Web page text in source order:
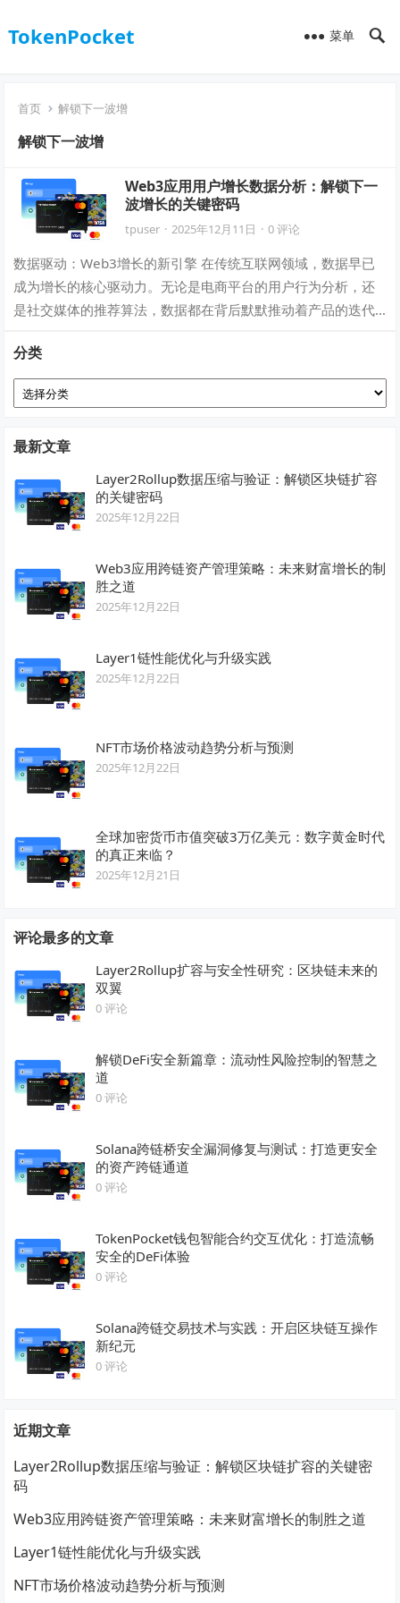
TokenPocket 菜单
首页 解锁下一波增
解锁下一波增
Web3应用用户增长数据分析：解锁下一
波增长的关键密码
tpuser · 2025年12月11日 · 0 评论
数据驱动：Web3增长的新引擎 在传统互联网领域，数据早已
成为增长的核心驱动力。无论是电商平台的用户行为分析，还
是社交媒体的推荐算法，数据都在背后默默推动着产品的迭代
分类
分
类
最新文章
Layer2Rollup数据压缩与验证：解锁区块链扩容
的关键密码
2025年12月22日
Web3应用跨链资产管理策略：未来财富增长的制
胜之道
2025年12月22日
Layer1链性能优化与升级实践
2025年12月22日
NFT市场价格波动趋势分析与预测
2025年12月22日
全球加密货币市值突破3万亿美元：数字黄金时代
的真正来临？
2025年12月21日
评论最多的文章
Layer2Rollup扩容与安全性研究：区块链未来的
双翼
0 评论
解锁DeFi安全新篇章：流动性风险控制的智慧之
道
0 评论
Solana跨链桥安全漏洞修复与测试：打造更安全
的资产跨链通道
0 评论
TokenPocket钱包智能合约交互优化：打造流畅
安全的DeFi体验
0 评论
Solana跨链交易技术与实践：开启区块链互操作
新纪元
0 评论
近期文章
Layer2Rollup数据压缩与验证：解锁区块链扩容的关键密
码
Web3应用跨链资产管理策略：未来财富增长的制胜之道
Layer1链性能优化与升级实践
NFT市场价格波动趋势分析与预测